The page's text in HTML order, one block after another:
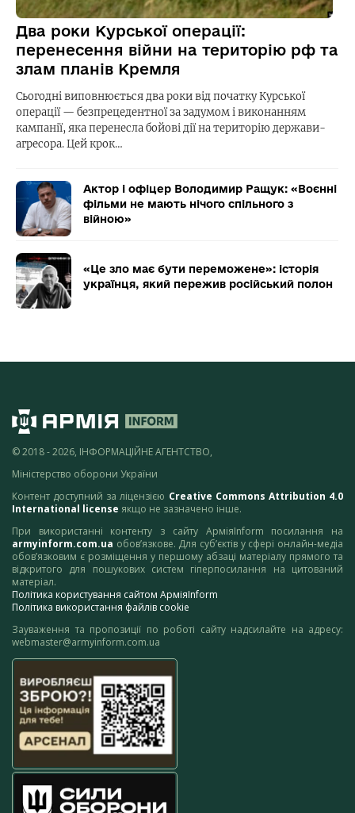
Два роки Курської операції:
перенесення війни на територію рф та
злам планів Кремля
Сьогодні виповнюється два роки від початку Курської
операції — безпрецедентної за задумом і виконанням
кампанії, яка перенесла бойові дії на територію держави-
агресора. Цей крок…
Актор і офіцер Володимир Ращук: «Воєнні
фільми не мають нічого спільного з
війною»
«Це зло має бути переможене»: історія
українця, який пережив російський полон
© 2018 - 2026, ІНФОРМАЦІЙНЕ АГЕНТСТВО,
Міністерство оборони України
Контент доступний за ліцензією Creative Commons Attribution 4.0
International license якщо не зазначено інше.
При використанні контенту з сайту АрміяInform посилання на
armyinform.com.ua обов’язкове. Для суб’єктів у сфері онлайн-медіа
обов’язковим є розміщення у першому абзаці матеріалу прямого та
відкритого для пошукових систем гіперпосилання на цитований
матеріал.
Політика користування сайтом АрміяInform
Політика використання файлів cookie
Зауваження та пропозиції по роботі сайту надсилайте на адресу:
webmaster@armyinform.com.ua